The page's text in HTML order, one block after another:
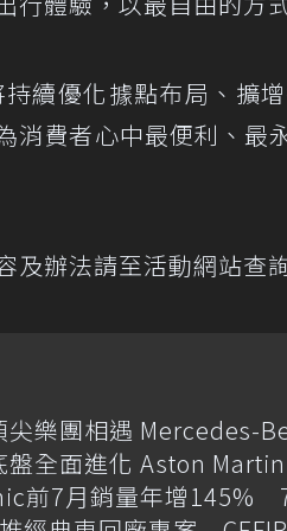
續優化據點布局、擴
消費者心中最便利、最
及辦法請至活動網站
尖樂團相遇 Mercedes-
盤全面進化 Aston
前7月銷量年增145%